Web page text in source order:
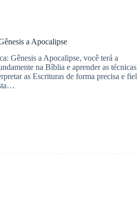
a Apocalipse
Gênesis a Apocalipse, você terá a
na Bíblia e aprender as
as Escrituras de forma precisa e